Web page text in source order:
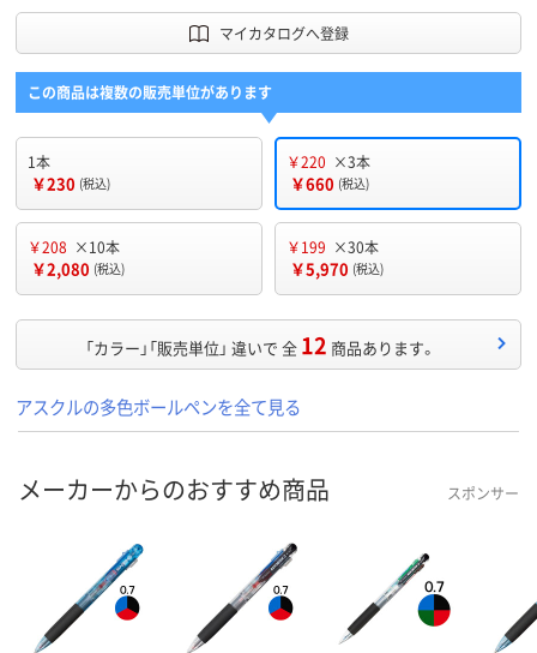
マイカタログへ登録
この商品は複数の販売単位があります
1本
￥230 (税込)
￥220 ×3本
￥660 (税込)
￥208 ×10本
￥2,080 (税込)
￥199 ×30本
￥5,970 (税込)
「カラー」「販売単位」 違いで 全 12 商品あります。
アスクルの多色ボールペンを全て見る
メーカーからのおすすめ商品 スポンサー